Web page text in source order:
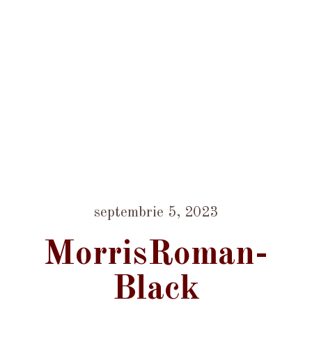
septembrie 5, 2023
MorrisRoman-
Black